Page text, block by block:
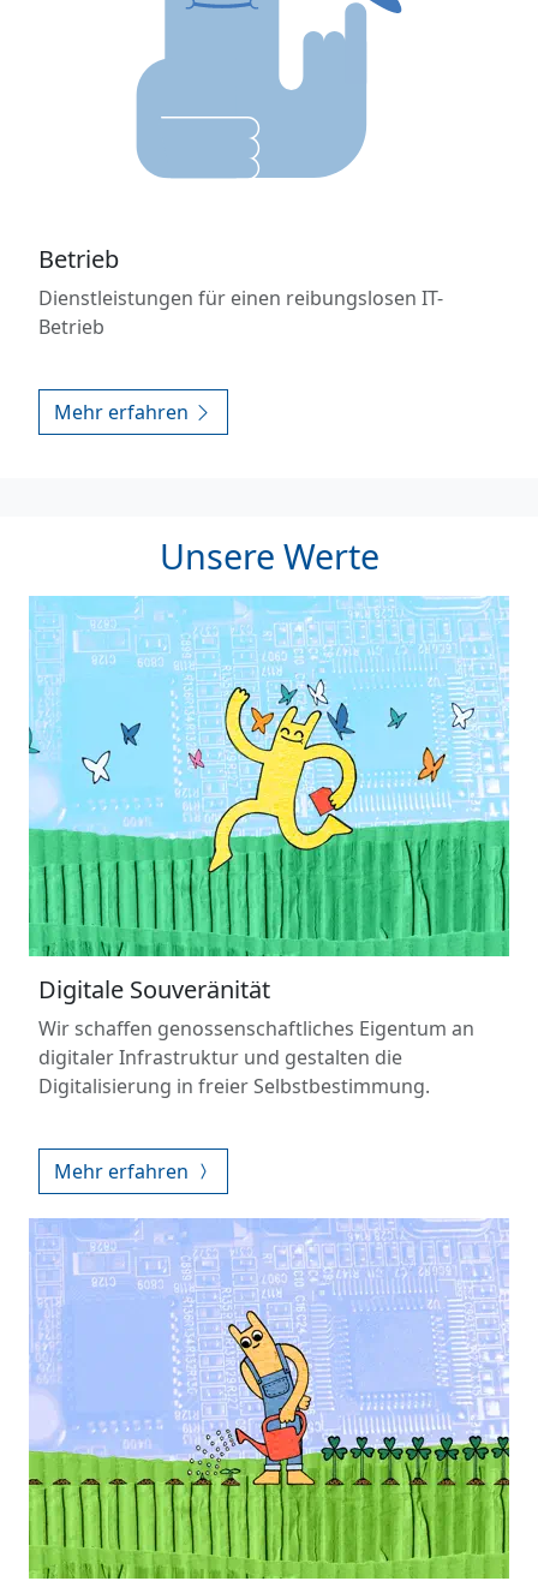
Betrieb
Dienstleistungen für einen reibungslosen IT-
Betrieb
Mehr erfahren
Unsere Werte
Digitale Souveränität
Wir schaffen genossenschaftliches Eigentum an
digitaler Infrastruktur und gestalten die
Digitalisierung in freier Selbstbestimmung.
Mehr erfahren